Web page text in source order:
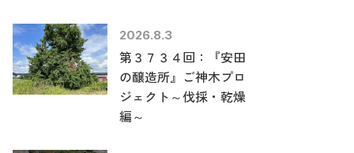
2026.8.3
第３７３４回：『安田
の醸造所』ご神木プロ
ジェクト～伐採・乾燥
編～